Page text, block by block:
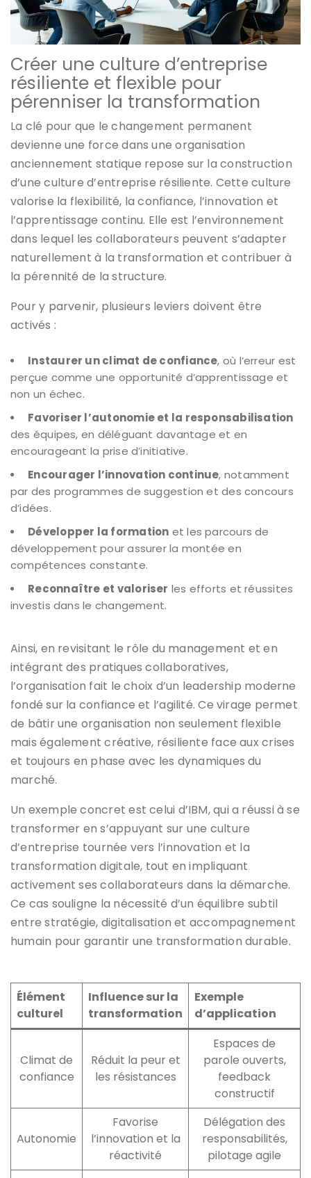
Créer une culture d’entreprise
résiliente et flexible pour
pérenniser la transformation
La clé pour que le changement permanent
devienne une force dans une organisation
anciennement statique repose sur la construction
d’une culture d’entreprise résiliente. Cette culture
valorise la flexibilité, la confiance, l’innovation et
l’apprentissage continu. Elle est l’environnement
dans lequel les collaborateurs peuvent s’adapter
naturellement à la transformation et contribuer à
la pérennité de la structure.
Pour y parvenir, plusieurs leviers doivent être
activés :
Instaurer un climat de confiance, où l’erreur est
perçue comme une opportunité d’apprentissage et
non un échec.
Favoriser l’autonomie et la responsabilisation
des équipes, en déléguant davantage et en
encourageant la prise d’initiative.
Encourager l’innovation continue, notamment
par des programmes de suggestion et des concours
d’idées.
Développer la formation et les parcours de
développement pour assurer la montée en
compétences constante.
Reconnaître et valoriser les efforts et réussites
investis dans le changement.
Ainsi, en revisitant le rôle du management et en
intégrant des pratiques collaboratives,
l’organisation fait le choix d’un leadership moderne
fondé sur la confiance et l’agilité. Ce virage permet
de bâtir une organisation non seulement flexible
mais également créative, résiliente face aux crises
et toujours en phase avec les dynamiques du
marché.
Un exemple concret est celui d’IBM, qui a réussi à se
transformer en s’appuyant sur une culture
d’entreprise tournée vers l’innovation et la
transformation digitale, tout en impliquant
activement ses collaborateurs dans la démarche.
Ce cas souligne la nécessité d’un équilibre subtil
entre stratégie, digitalisation et accompagnement
humain pour garantir une transformation durable.
Élément
culturel
Influence sur la
transformation
Exemple
d’application
Climat de
confiance
Réduit la peur et
les résistances
Espaces de
parole ouverts,
feedback
constructif
Autonomie
Favorise
l’innovation et la
réactivité
Délégation des
responsabilités,
pilotage agile